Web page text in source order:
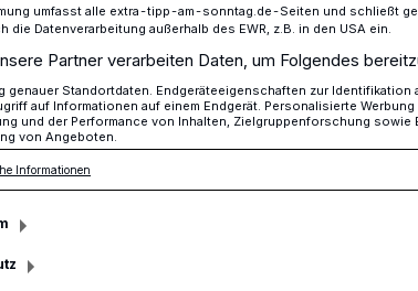
eins schnell aus
sind nach der Auftaktpleite im ersten
auf dem Weg in die Oberpfalz.
umfasst alle extra-tipp-am-sonntag.de-Seiten und schließt
die Datenverarbeitung außerhalb des EWR, z.B. in den USA ein.
Partner verarbeiten Daten, um Folgendes
genauer Standortdaten. Endgeräteeigenschaften zur Identifikation
auf Informationen auf einem Endgerät. Personalisierte
und der Performance von Inhalten, Zielgruppenforschung sowie
von Angeboten.
Informationen